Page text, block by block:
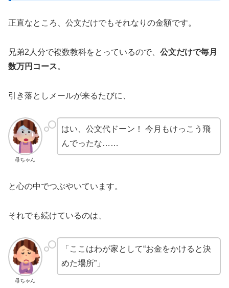
正直なところ、公文だけでもそれなりの金額です。
兄弟2人分で複数教科をとっているので、 公文だけで毎月
数万円コース。
引き落としメールが来るたびに、
母ちゃん
はい、公文代ドーン！ 今月もけっこう飛
んでったな……
と心の中でつぶやいています。
それでも続けているのは、
母ちゃん
「ここはわが家として“お金をかけると決
めた場所”」